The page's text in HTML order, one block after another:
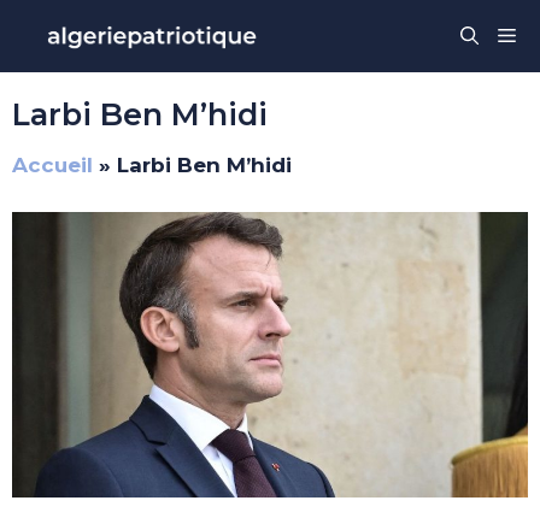
contenu
Larbi Ben M’hidi
Accueil » Larbi Ben M’hidi